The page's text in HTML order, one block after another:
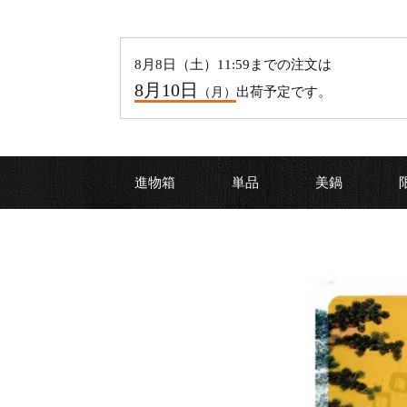
8 月 8 日（土 ）11:59までの注文は
8月 10日 （ 月 ） 出荷予定です。
進物箱 単品 美鍋